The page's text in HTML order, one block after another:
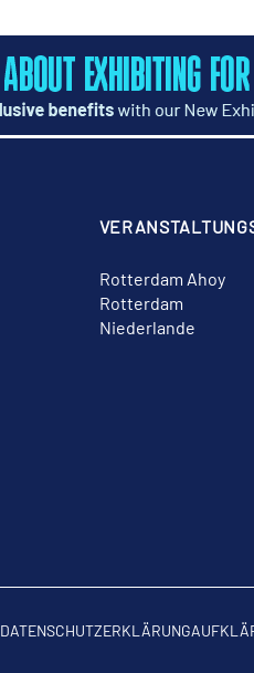
Rotterdam Ahoy
Rotterdam
Niederlande
DATENSCHUTZERKLÄRUNG